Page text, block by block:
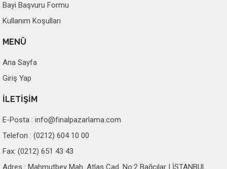
Bayi Başvuru Formu
Kullanım Koşulları
MENÜ
Ana Sayfa
Giriş Yap
İLETİŞİM
E-Posta : info@finalpazarlama.com
Telefon : (0212) 604 10 00
Fax: (0212) 651 43 43
Adres : Mahmutbey Mah. Atlas Cad. No:2 Bağcılar | İSTANBUL